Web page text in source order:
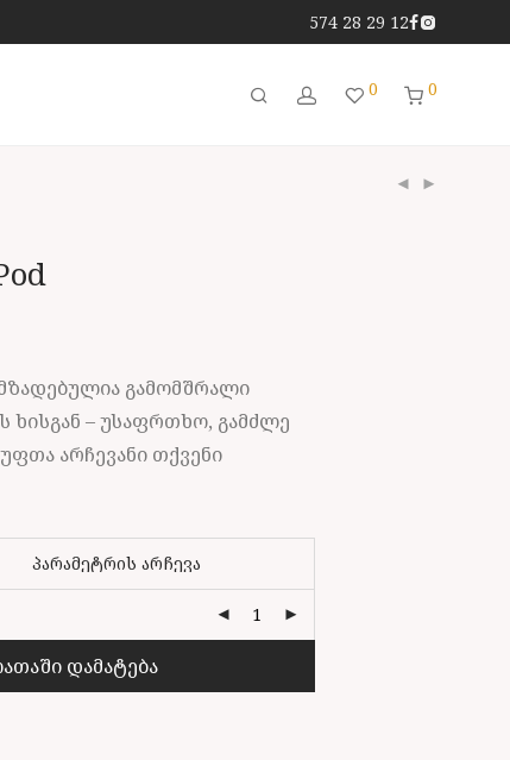
574 28 29 12
0 0
გამომშრალი
ხისგან – უსაფრთხო, გამძლე
არჩევანი თქვენი
დამატება